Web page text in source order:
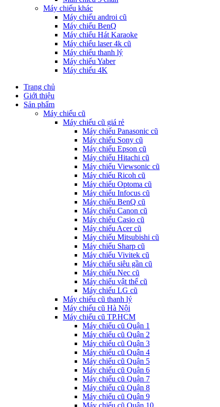
Máy chiếu khác
Máy chiếu androi cũ
Máy chiếu BenQ
Máy chiếu Hát Karaoke
Máy chiếu laser 4k cũ
Máy chiếu thanh lý
Máy chiếu Yaber
Máy chiếu 4K
Trang chủ
Giới thiệu
Sản phẩm
Máy chiếu cũ
Máy chiếu cũ giá rẻ
Máy chiếu Panasonic cũ
Máy chiếu Sony cũ
Máy chiếu Epson cũ
Máy chiếu Hitachi cũ
Máy chiếu Viewsonic cũ
Máy chiếu Ricoh cũ
Máy chiếu Optoma cũ
Máy chiếu Infocus cũ
Máy chiếu BenQ cũ
Máy chiếu Canon cũ
Máy chiếu Casio cũ
Máy chiếu Acer cũ
Máy chiếu Mitsubishi cũ
Máy chiếu Sharp cũ
Máy chiếu Vivitek cũ
Máy chiếu siêu gần cũ
Máy chiếu Nec cũ
Máy chiếu vật thể cũ
Máy chiếu LG cũ
Máy chiếu cũ thanh lý
Máy chiếu cũ Hà Nội
Máy chiếu cũ TP.HCM
Máy chiếu cũ Quận 1
Máy chiếu cũ Quận 2
Máy chiếu cũ Quận 3
Máy chiếu cũ Quận 4
Máy chiếu cũ Quận 5
Máy chiếu cũ Quận 6
Máy chiếu cũ Quận 7
Máy chiếu cũ Quận 8
Máy chiếu cũ Quận 9
Máy chiếu cũ Quận 10